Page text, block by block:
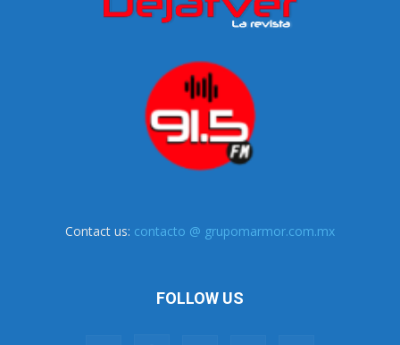
Contact us: contacto @ grupomarmor.com.mx
FOLLOW US